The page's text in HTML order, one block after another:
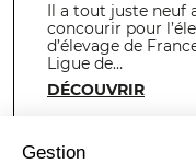
Gestion
Il a tout juste neuf
concourir pour
d’élevage de
Ligue de…
DÉCOUVRIR